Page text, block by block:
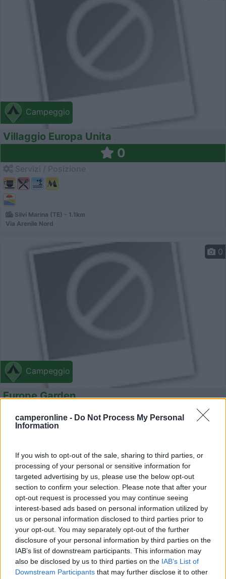
camperonline - Do Not Process My Personal
Information
If you wish to opt-out of the sale, sharing to third parties, or
processing of your personal or sensitive information for
targeted advertising by us, please use the below opt-out
section to confirm your selection. Please note that after your
opt-out request is processed you may continue seeing
interest-based ads based on personal information utilized by
us or personal information disclosed to third parties prior to
your opt-out. You may separately opt-out of the further
disclosure of your personal information by third parties on the
IAB’s list of downstream participants. This information may
also be disclosed by us to third parties on the IAB’s List of
Downstream Participants that may further disclose it to other
Campeggio
Villaggio Europa Unita
0
Silvi Marina (TE) - 1.1km
Via Arenile Nord
Campeggio
0
Europe Garden
Servizi / Posizione
Silvi Marina (TE) - 1.9km
C.da Vallescura 11, Fraz. Silvi Paese